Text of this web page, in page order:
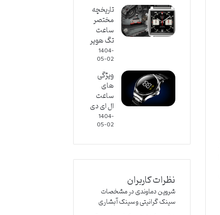
تاریخچه
مختصر
ساعت
تگ هویر
1404-
05-02
ویژگی
های
ساعت
ال ای دی
1404-
05-02
نظرات کاربران
شروین دماوندیدرمشخصات
سینک گرانیتی و سینک آبشاری